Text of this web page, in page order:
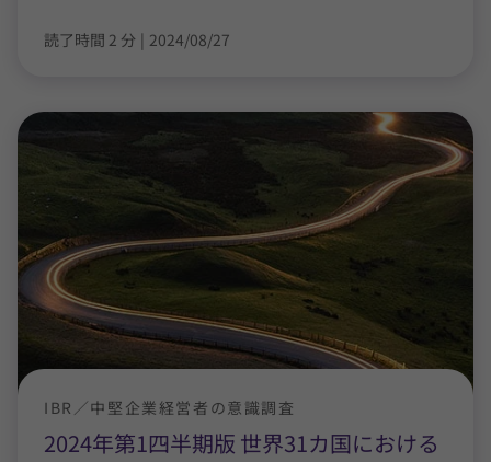
読了時間 2 分 | 2024/08/27
2024年第1四半期版 世界31カ国における
IBR／中堅企業経営者の意識調査